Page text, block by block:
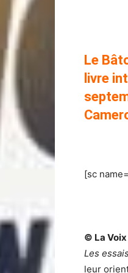
Le
livre
[sc
© La
Les
leur